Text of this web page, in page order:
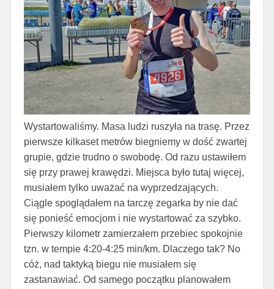
Wystartowaliśmy. Masa ludzi ruszyła na trasę. Przez
pierwsze kilkaset metrów biegniemy w dość zwartej
grupie, gdzie trudno o swobodę. Od razu ustawiłem
się przy prawej krawędzi. Miejsca było tutaj więcej,
musiałem tylko uważać na wyprzedzających.
Ciągle spoglądałem na tarczę zegarka by nie dać
się ponieść emocjom i nie wystartować za szybko.
Pierwszy kilometr zamierzałem przebiec spokojnie
tzn. w tempie 4:20-4:25 min/km. Dlaczego tak? No
cóż, nad taktyką biegu nie musiałem się
zastanawiać. Od samego początku planowałem